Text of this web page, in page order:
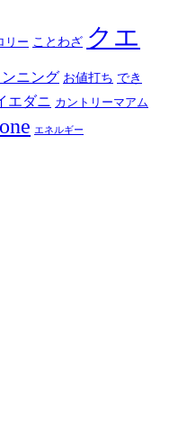
リー ことわざ クエ
ンニング お値打ち でき
エダニ カントリーマアム
エネルギー